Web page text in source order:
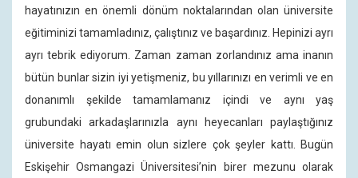
hayatınızın en önemli dönüm noktalarından olan üniversite
eğitiminizi tamamladınız, çalıştınız ve başardınız. Hepinizi ayrı
ayrı tebrik ediyorum. Zaman zaman zorlandınız ama inanın
bütün bunlar sizin iyi yetişmeniz, bu yıllarınızı en verimli ve en
donanımlı şekilde tamamlamanız içindi ve aynı yaş
grubundaki arkadaşlarınızla aynı heyecanları paylaştığınız
üniversite hayatı emin olun sizlere çok şeyler kattı. Bugün
Eskişehir Osmangazi Üniversitesi’nin birer mezunu olarak